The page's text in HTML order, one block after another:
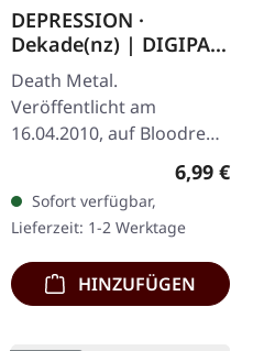
DEPRESSION ·
Dekade(nz) | DIGIPAK
CD
Death Metal.
Veröffentlicht am
16.04.2010, auf Bloodred
Horizon Records. CD im
DigiPak. Depressions
"Dekade(nz)" steht als
vernichtendes Zeugnis…
6,99 €
Sofort verfügbar,
Lieferzeit: 1-2 Werktage
HINZUFÜGEN